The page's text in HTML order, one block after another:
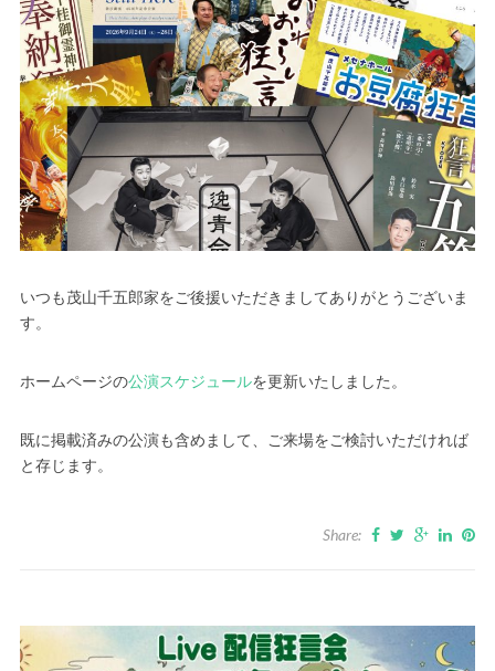
いつも茂山千五郎家をご後援いただきましてありがとうございま
す。
ホームページの公演スケジュールを更新いたしました。
既に掲載済みの公演も含めまして、ご来場をご検討いただければ
と存じます。
Share: